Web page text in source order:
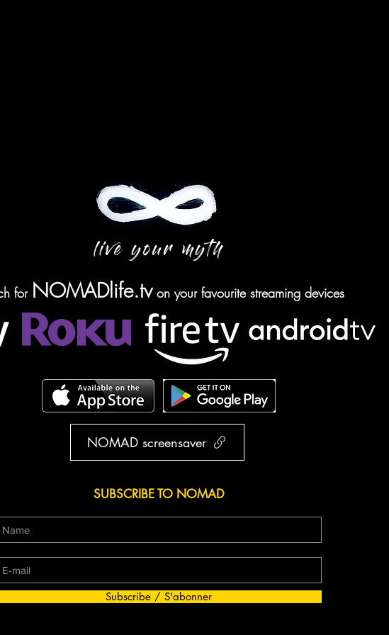
live your myth
for NOMADlife.tvon your favourite streaming devices
NOMAD screensaver
SUBSCRIBE TO NOMAD
Subscribe / S'abonner